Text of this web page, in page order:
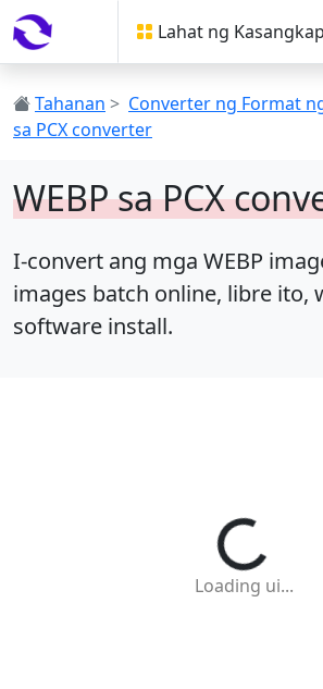
Lahat ng
Tahanan > Converter ng Format
sa PCX converter
WEBP sa PCX
I-convert ang mga WEBP
images batch online, libre ito,
software install.
Loading ui...